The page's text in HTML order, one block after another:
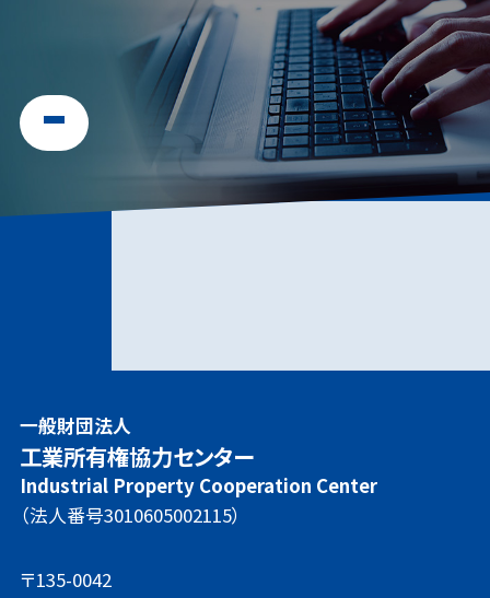
一般財団法人
工業所有権協力センター
Industrial Property Cooperation Center
（法人番号3010605002115）
〒135-0042